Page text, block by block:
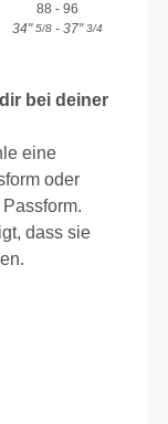
88 - 96
34"5/8- 37"3/4
bei deiner
eine
oder
dass sie